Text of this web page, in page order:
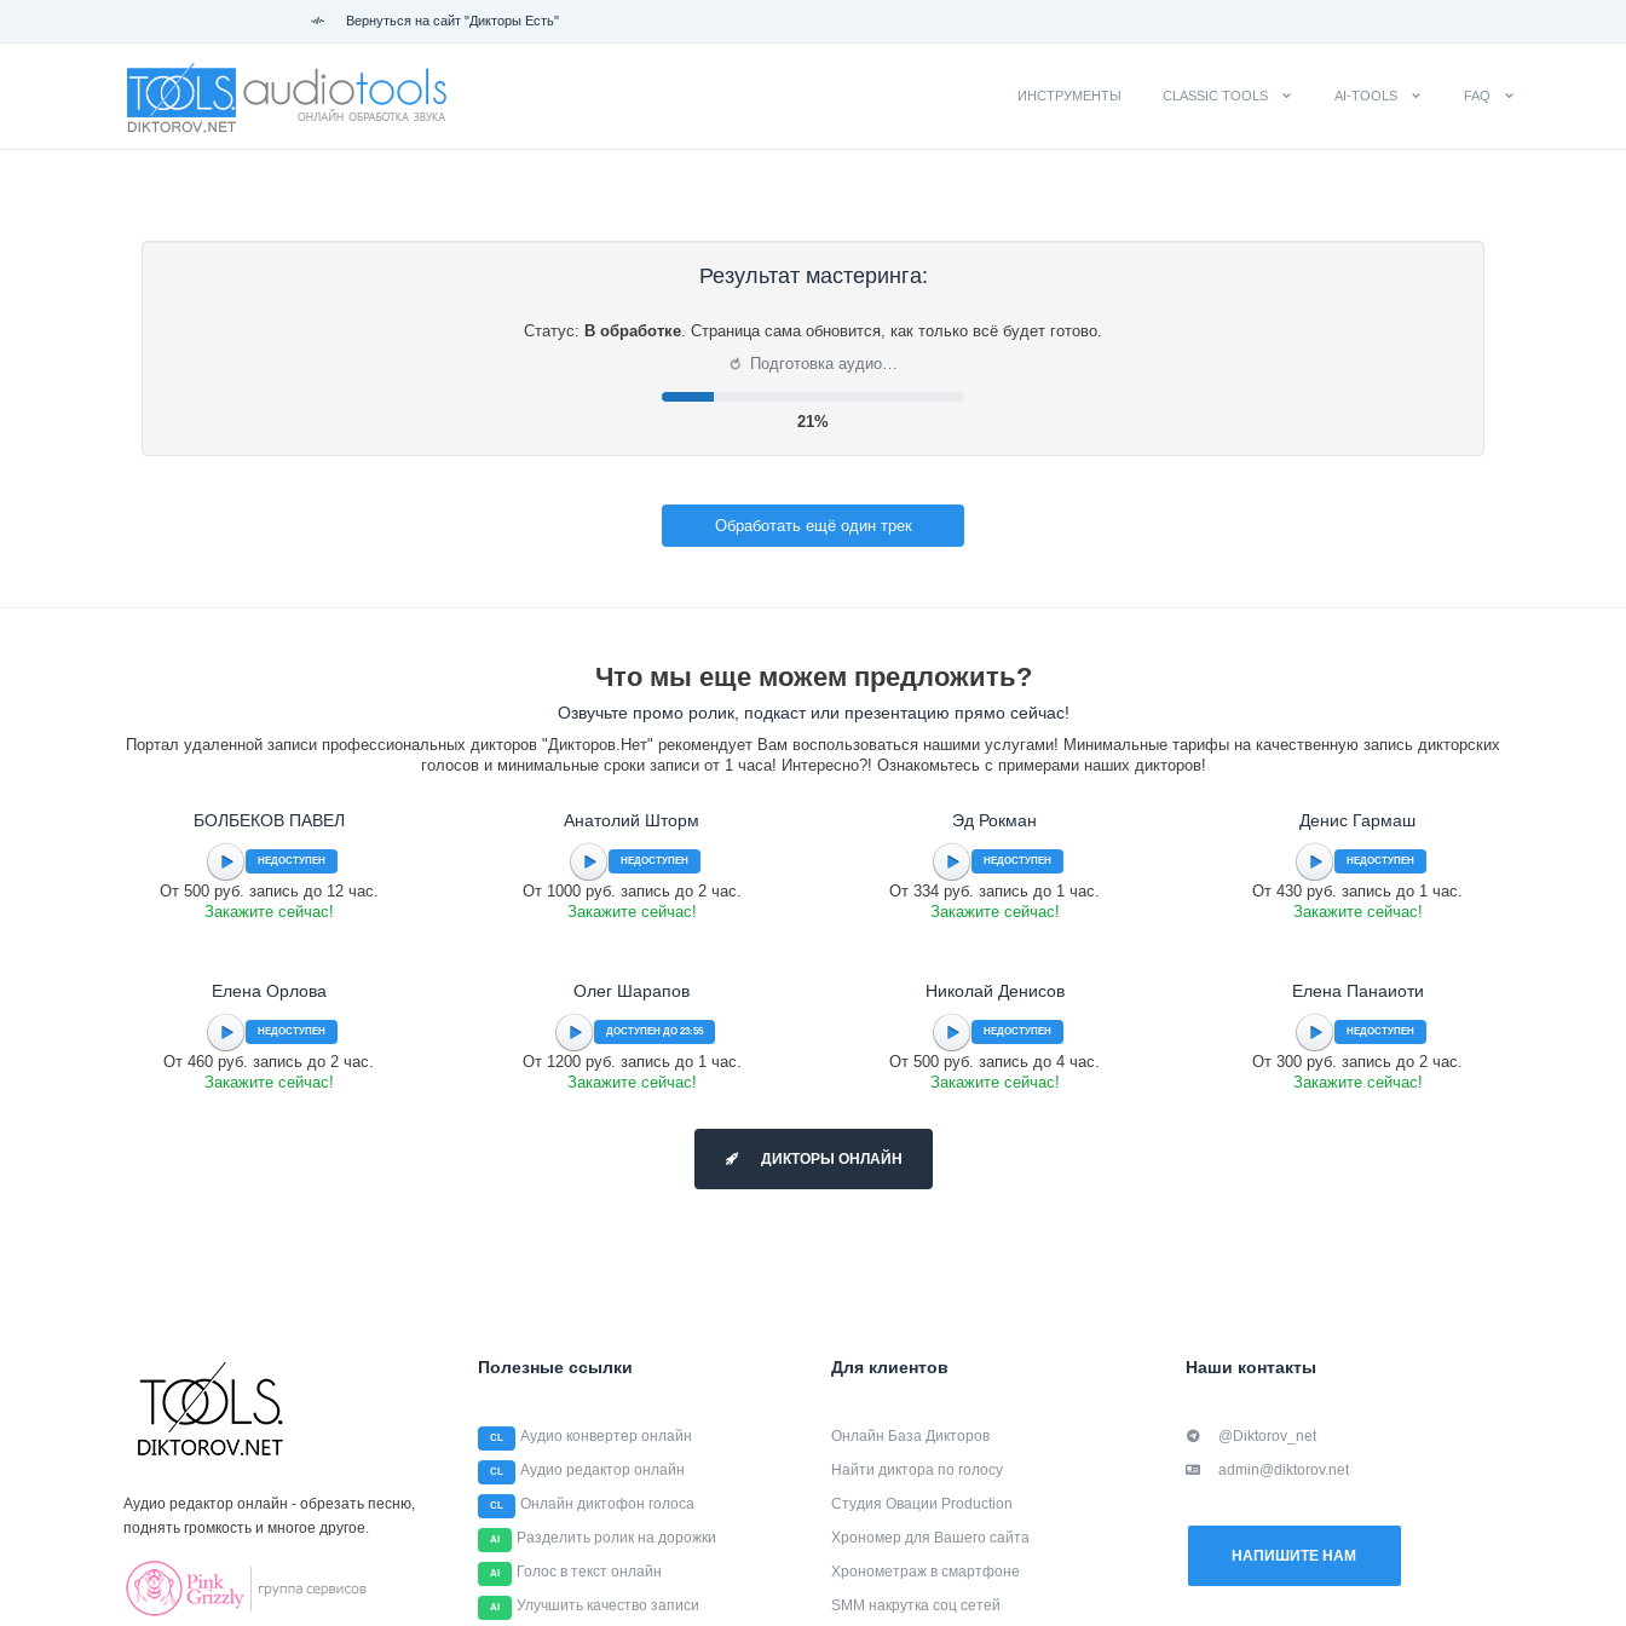
Вернуться на сайт "Дикторы Есть"
ИНСТРУМЕНТЫ CLASSIC TOOLS AI-TOOLS FAQ
Результат мастеринга:
Статус: В обработке. Страница сама обновится, как только всё будет готово.
⟳ Подготовка аудио…
21%
Обработать ещё один трек
Что мы еще можем предложить?
Озвучьте промо ролик, подкаст или презентацию прямо сейчас!
Портал удаленной записи профессиональных дикторов "Дикторов.Нет" рекомендует Вам воспользоваться нашими услугами! Минимальные тарифы на качественную запись дикторских
голосов и минимальные сроки записи от 1 часа! Интересно?! Ознакомьтесь с примерами наших дикторов!
БОЛБЕКОВ ПАВЕЛ
НЕДОСТУПЕН
От 500 руб. запись до 12 час.
Закажите сейчас!
Анатолий Шторм
НЕДОСТУПЕН
От 1000 руб. запись до 2 час.
Закажите сейчас!
Эд Рокман
НЕДОСТУПЕН
От 334 руб. запись до 1 час.
Закажите сейчас!
Денис Гармаш
НЕДОСТУПЕН
От 430 руб. запись до 1 час.
Закажите сейчас!
Елена Орлова
НЕДОСТУПЕН
От 460 руб. запись до 2 час.
Закажите сейчас!
Олег Шарапов
ДОСТУПЕН ДО 23:55
От 1200 руб. запись до 1 час.
Закажите сейчас!
Николай Денисов
НЕДОСТУПЕН
От 500 руб. запись до 4 час.
Закажите сейчас!
Елена Панаиоти
НЕДОСТУПЕН
От 300 руб. запись до 2 час.
Закажите сейчас!
ДИКТОРЫ ОНЛАЙН
Аудио редактор онлайн - обрезать песню,
поднять громкость и многое другое.
Полезные ссылки
CL Аудио конвертер онлайн
CL Аудио редактор онлайн
CL Онлайн диктофон голоса
AI Разделить ролик на дорожки
AI Голос в текст онлайн
AI Улучшить качество записи
Для клиентов
Онлайн База Дикторов
Найти диктора по голосу
Студия Овации Production
Хрономер для Вашего сайта
Хронометраж в смартфоне
SMM накрутка соц сетей
Наши контакты
@Diktorov_net
admin@diktorov.net
НАПИШИТЕ НАМ